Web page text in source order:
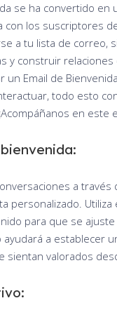
se ha convertido en
con los suscriptores
a tu lista de correo,
y construir
Email de
todo esto
en este
a través
personalizado.
para que se
a establecer
valorados